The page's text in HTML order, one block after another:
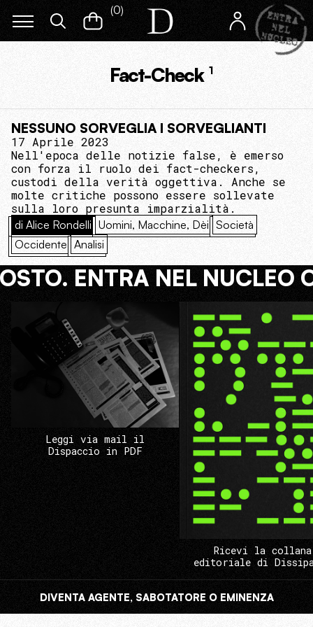
(0)
Fact-Check 1
NESSUNO SORVEGLIA I SORVEGLIANTI
17 Aprile 2023
Nell'epoca delle notizie false, è emerso
con forza il ruolo dei fact-checkers,
custodi della verità oggettiva. Anche se
molte critiche possono essere sollevate
sulla loro presunta imparzialità.
di Alice Rondelli Uomini, Macchine, Dèi Società
Occidente Analisi
ENTRA NEL NUCLEO
Leggi via mail il
Dispaccio in PDF
Ricevi la collana
editoriale di
DIVENTA AGENTE, SABOTATORE O EMINENZA